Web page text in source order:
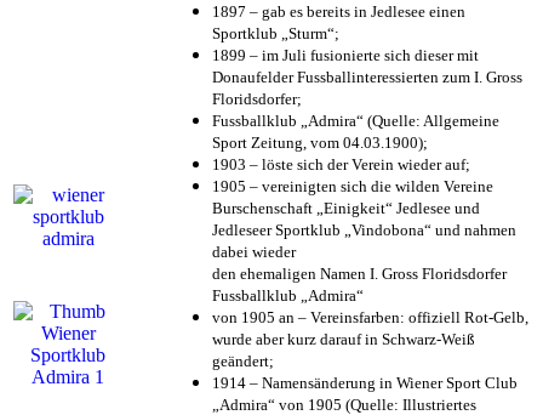
1897 – gab es bereits in Jedlesee einen
Sportklub „Sturm“;
1899 – im Juli fusionierte sich dieser mit
Donaufelder Fussballinteressierten zum I. Gross
Floridsdorfer;
Fussballklub „Admira“ (Quelle: Allgemeine
Sport Zeitung, vom 04.03.1900);
1903 – löste sich der Verein wieder auf;
1905 – vereinigten sich die wilden Vereine
Burschenschaft „Einigkeit“ Jedlesee und
Jedleseer Sportklub „Vindobona“ und nahmen
dabei wieder
den ehemaligen Namen I. Gross Floridsdorfer
Fussballklub „Admira“
von 1905 an – Vereinsfarben: offiziell Rot-Gelb,
wurde aber kurz darauf in Schwarz-Weiß
geändert;
1914 – Namensänderung in Wiener Sport Club
„Admira“ von 1905 (Quelle: Illustriertes